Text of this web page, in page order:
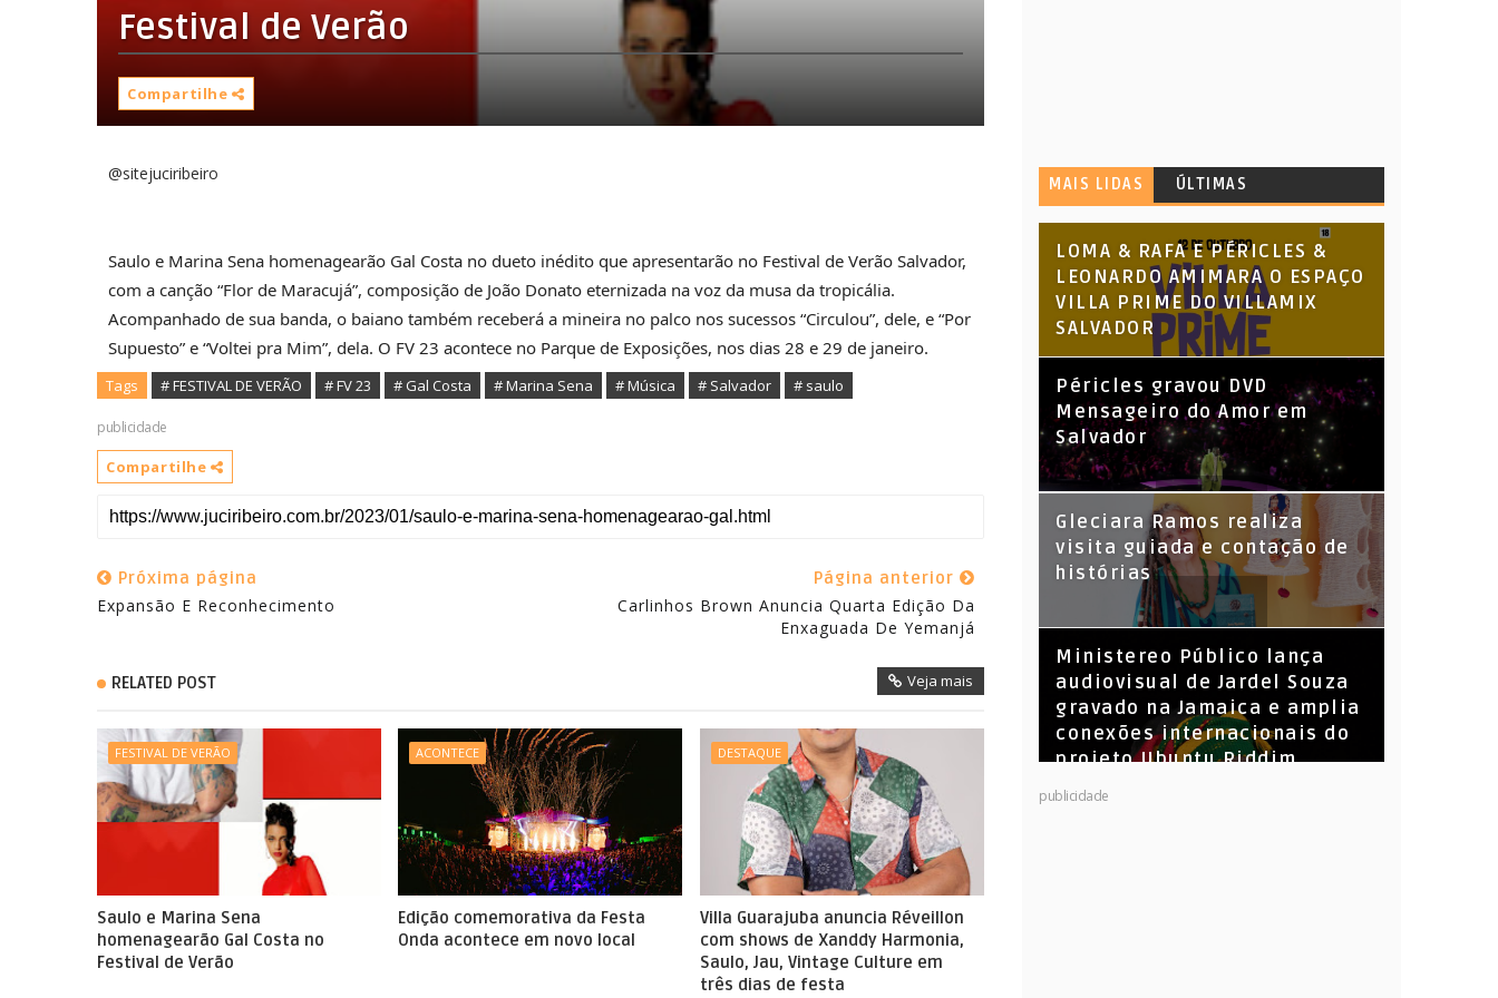
Festival de Verão
Compartilhe
@sitejuciribeiro
Saulo e Marina Sena homenagearão Gal Costa no dueto inédito que apresentarão no Festival de Verão Salvador,
com a canção “Flor de Maracujá”, composição de João Donato eternizada na voz da musa da tropicália.
Acompanhado de sua banda, o baiano também receberá a mineira no palco nos sucessos “Circulou”, dele, e “Por
Supuesto” e “Voltei pra Mim”, dela. O FV 23 acontece no Parque de Exposições, nos dias 28 e 29 de janeiro.
Tags # FESTIVAL DE VERÃO # FV 23 # Gal Costa # Marina Sena # Música # Salvador # saulo
publicidade
Compartilhe
Próxima página
Expansão E Reconhecimento
Página anterior
Carlinhos Brown Anuncia Quarta Edição Da
Enxaguada De Yemanjá
RELATED POST Veja mais
FESTIVAL DE VERÃO
Saulo e Marina Sena
homenagearão Gal Costa no
Festival de Verão
ACONTECE
Edição comemorativa da Festa
Onda acontece em novo local
DESTAQUE
Villa Guarajuba anuncia Réveillon
com shows de Xanddy Harmonia,
Saulo, Jau, Vintage Culture em
três dias de festa
MAIS LIDAS ÚLTIMAS
LOMA & RAFA E PÉRICLES &
LEONARDO AMIMARA O ESPAÇO
VILLA PRIME DO VILLAMIX
SALVADOR
Péricles gravou DVD
Mensageiro do Amor em
Salvador
KL Jay (Racionais MC’s), DJ
Raíz e DJ Leandro Vitrola na
BIGSHAKE 14
Gleciara Ramos realiza
visita guiada e contação de
histórias
​Ministereo Público lança
audiovisual de Jardel Souza
gravado na Jamaica e amplia
conexões internacionais do
projeto Ubuntu Riddim
publicidade